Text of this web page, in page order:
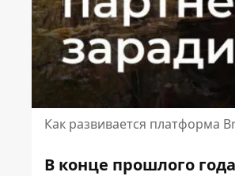
Как развивается платформа
В конце прошлого